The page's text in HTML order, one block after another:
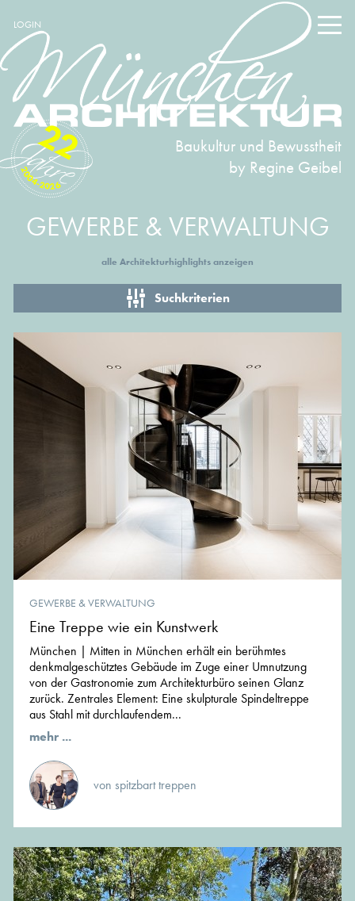
LOGIN
Baukultur und Bewusstheit
by Regine Geibel
2004-2026
22
GEWERBE & VERWALTUNG
alle Architekturhighlights anzeigen
Suchkriterien
GEWERBE & VERWALTUNG
Eine Treppe wie ein Kunstwerk
München | Mitten in München erhält ein berühmtes
denkmalgeschütztes Gebäude im Zuge einer Umnutzung
von der Gastronomie zum Architekturbüro seinen Glanz
zurück. Zentrales Element: Eine skulpturale Spindeltreppe
aus Stahl mit durchlaufendem...
mehr ...
von spitzbart treppen